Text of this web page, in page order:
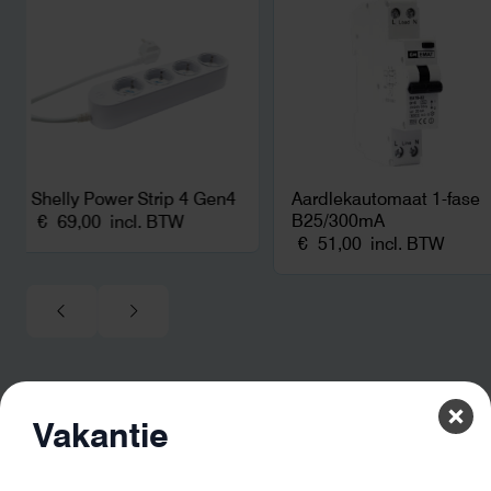
Shelly Power Strip 4 Gen4
€ 69,00 incl. BTW
Aardlekautomaat 1-fase
B25/300mA
€ 51,00 incl. BTW
Vakantie